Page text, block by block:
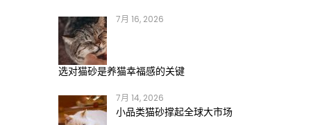
7月 16, 2026
选对猫砂是养猫幸福感的关键
7月 14, 2026
小品类猫砂撑起全球大市场